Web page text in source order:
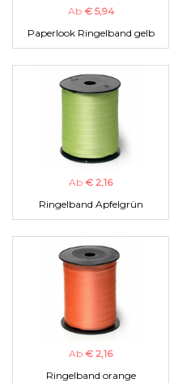
Ab € 5,94
Paperlook Ringelband gelb
Ab € 2,16
Ringelband Apfelgrün
Ab € 2,16
Ringelband orange